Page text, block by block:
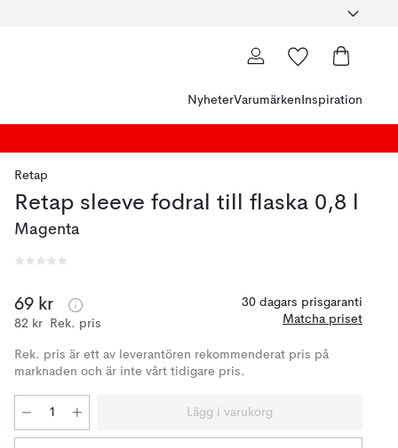
NyheterVarumärken Inspiration
Retap
Retap sleeve fodral till flaska 0,8 l
Magenta
69 kr
82 kr Rek. pris
30 dagars prisgaranti
Matcha priset
Rek. pris är ett av leverantören rekommenderat pris på
marknaden och är inte vårt tidigare pris.
Lägg i varukorg